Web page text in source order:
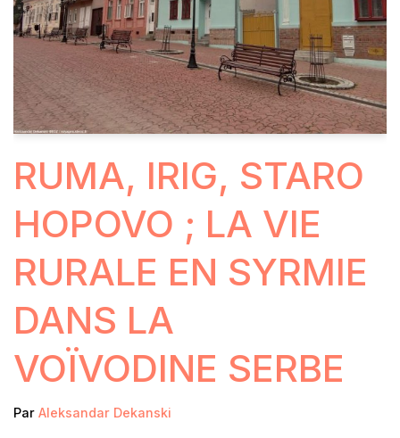
RUMA, IRIG, STARO
HOPOVO ; LA VIE
RURALE EN SYRMIE
DANS LA
VOÏVODINE SERBE
Par Aleksandar Dekanski